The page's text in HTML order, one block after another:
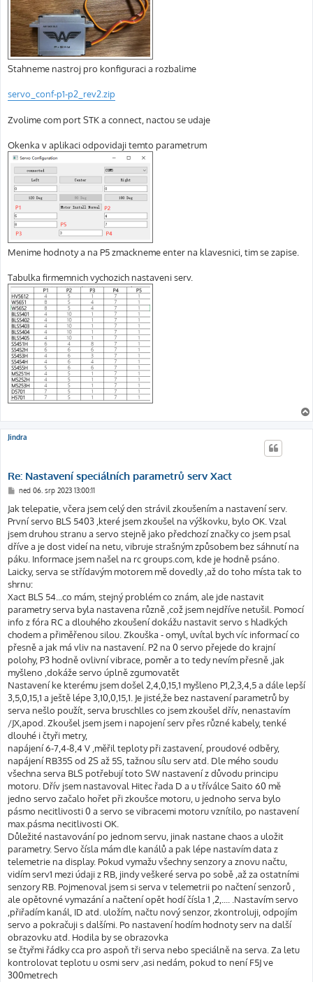
Stahneme nastroj pro konfiguraci a rozbalime
servo_conf-p1-p2_rev2.zip
Zvolime com port STK a connect, nactou se udaje
Okenka v aplikaci odpovidaji temto parametrum
Menime hodnoty a na P5 zmackneme enter na klavesnici, tim se zapise.
Tabulka firmemnich vychozich nastaveni serv.
Jindra
Re: Nastavení speciálních parametrů serv Xact
P
í
s
p
ě
v
e
k
ned 06. srp 2023 13:00:11
Jak telepatie, včera jsem celý den strávil zkoušením a nastavení serv.
První servo BLS 5403 ,které jsem zkoušel na výškovku, bylo OK. Vzal
jsem druhou stranu a servo stejně jako předchozí značky co jsem psal
dříve a je dost videí na netu, vibruje strašným způsobem bez sáhnutí na
páku. Informace jsem našel na rc groups.com, kde je hodně psáno.
Laicky, serva se střídavým motorem mě dovedly ,až do toho místa tak to
shrnu:
Xact BLS 54...co mám, stejný problém co znám, ale jde nastavit
parametry serva byla nastavena různě ,což jsem nejdříve netušil. Pomocí
info z fóra RC a dlouhého zkoušení dokážu nastavit servo s hladkých
chodem a přiměřenou silou. Zkouška - omyl, uvítal bych víc informací co
přesně a jak má vliv na nastavení. P2 na 0 servo přejede do krajní
polohy, P3 hodně ovlivní vibrace, poměr a to tedy nevím přesně ,jak
myšleno ,dokáže servo úplně zgumovatět
Nastavení ke kterému jsem došel 2,4,0,15,1 myšleno P1,2,3,4,5 a dále lepší
3,5,0,15,1 a ještě lépe 3,10,0,15,1. Je jisté,že bez nastavení parametrů by
serva nešlo použít, serva bruschlles co jsem zkoušel dřív, nenastavím
/JX,apod. Zkoušel jsem jsem i napojení serv přes různé kabely, tenké
dlouhé i čtyři metry,
napájení 6-7,4-8,4 V ,měřil teploty při zastavení, proudové odběry,
napájení RB35S od 2S až 5S, tažnou sílu serv atd. Dle mého soudu
všechna serva BLS potřebují toto SW nastavení z důvodu principu
motoru. Dřív jsem nastavoval Hitec řada D a u tříválce Saito 60 mě
jedno servo začalo hořet při zkoušce motoru, u jednoho serva bylo
pásmo necitlivosti 0 a servo se vibracemi motoru vznítilo, po nastavení
max.pásma necitlivosti OK.
Důležité nastavování po jednom servu, jinak nastane chaos a uložit
parametry. Servo čísla mám dle kanálů a pak lépe nastavím data z
telemetrie na display. Pokud vymažu všechny senzory a znovu načtu,
vidím serv1 mezi údaji z RB, jindy veškeré serva po sobě ,až za ostatními
senzory RB. Pojmenoval jsem si serva v telemetrii po načtení senzorů ,
ale opětovné vymazání a načtení opět hodí čísla 1 ,2,.... .Nastavím servo
,přiřadím kanál, ID atd. uložím, načtu nový senzor, zkontroluji, odpojím
servo a pokračuji s dalšími. Po nastavení hodím hodnoty serv na další
obrazovku atd. Hodila by se obrazovka
se čtyřmi řádky cca pro aspoň tři serva nebo speciálně na serva. Za letu
kontrolovat teplotu u osmi serv ,asi nedám, pokud to není F5J ve
300metrech